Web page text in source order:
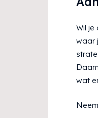
Wil
waar
wat